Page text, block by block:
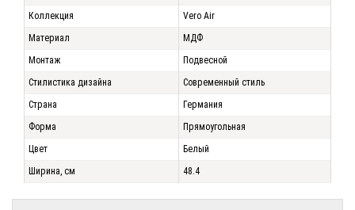
Коллекция
Vero Air
Материал
МДФ
Монтаж
Подвесной
Стилистика дизайна
Современный стиль
Страна
Германия
Форма
Прямоугольная
Цвет
Белый
Ширина, см
48.4